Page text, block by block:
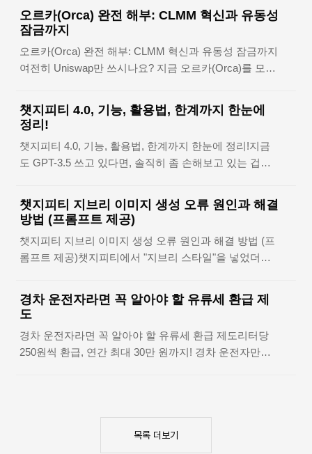
하세요!예시결과6월 30일까지 청년문화예술패스를 사용
해 7~12월 공연 예매✅ 지원금 회수되지 않음공연 예매
후 전액 취소하여 6월 30..
📺 지금 당장 확인하지 않으면 중요한 하이라이트도 스포
당할 수 있어요! 실시간중계 바로가기🏃 📌일정&기록 확
인하기 모바일 중계는 어디서? 티빙만 알고 있으면 된다
하이라이트 다시보기, 어디가 제일 빠를까?오늘 경기 어
디서 방송해? TV/라디오 채널 확인법이번 주 경기 일정
리지 않게 정리기록실 완전 분석: 현재 기록부터 레전드
40까지자주 묻는 질문놓치면 손해! 야구 중계 정보 마무
리 요약모바일 중계는 어디서? 티빙만 알고 있으면 된다
2025년 KBO 리그 모바일 실시간 중계..
오르카(Orca) 완전 해부: CLMM 혁신과 유동성
잠금까지
오르카(Orca) 완전 해부: CLMM 혁신과 유동성 잠금까지
여전히 Uniswap만 쓰시나요? 지금 오르카(Orca)를 모르
파이(DeFi)는 빠르게 진화하고 있습니다. 특히 솔라나 기
반의 탈중앙화 거래소(DEX) 오르카(Orca)는 CLMM(집
중 유동성 시장조성자)과 이클립스(Eclipse) 연동 등으로
주목받고 있습니다. 오르카는 단순한 거래소를 넘어, 고
도화된 유동성 전략과 가상자산 ORCA의 거버넌스 참여
는 오르카의 구조, 핵심 기술, 토큰 이코노미, 보안 감사
결과까지 실제 데이터를 기반으로 꼼꼼히 정리해봤습니
다. 📌 업비트 바로가기 📌 빗썸 바로가기오르카란 무엇
인가? 핵심 개념과 차별점..
챗지피티 4.0, 기능, 활용법, 한계까지 한눈에
정리!
챗지피티 4.0, 기능, 활용법, 한계까지 한눈에 정리!지금
도 GPT-3.5 쓰고 있다면, 솔직히 좀 손해보고 있는 겁니
닙니다.챗지피티 4.0은 단순한 대화형 AI를 넘어서, 복잡
한 문제 해결, 다중 입력 처리, 그리고 정밀한 창작까지
가능한 범용 AI 모델입니다. 이번 글에서는 GPT-4.0이 이
전 버전과 어떻게 다른지, 왜 이 버전이 게임체인저인지,
그리고 실제 사용자들이 어떻게 활용하고 있는지를 정리
바뀔지도 몰라요.GPT-4.0은 대체 뭐가 다른가요?GPT-
4.0 주요 기능 요약GPT-3.5 vs GPT-4.0: 진짜 차이GPT-
4.0 활용법, 이렇게 바뀌었어요GPT-4.0 ..
챗지피티 지브리 이미지 생성 오류 원인과 해결
방법 (프롬프트 제공)
챗지피티 지브리 이미지 생성 오류 원인과 해결 방법 (프
롬프트 제공)챗지피티에서 "지브리 스타일"을 넣었더니
“OpenAI의 콘텐츠 정책을 위반하여 처리할 수 없습니
다”라는 메시지가 뜨면 당황하게 되죠. 이번 글에서는 그
는 대체 프롬프트 예시까지 정리했습니다.지브리 감성은
그대로 살리면서도 오류 없이 AI 이미지를 생성할 수 있
차실전 예시 1~3: 오류 없이 감성 이미지 생성하기자주 ..
경차 운전자라면 꼭 알아야 할 유류세 환급 제
도
경차 운전자라면 꼭 알아야 할 유류세 환급 제도리터당
250원씩 환급, 연간 최대 30만 원까지! 경차 운전자만을
유류세 환급 제도란?유류세 환급 금액 및 계산 방식신청
자격: 누가 받을 수 있나요?신청 절차: 어떻게 신청하나
목록 더보기